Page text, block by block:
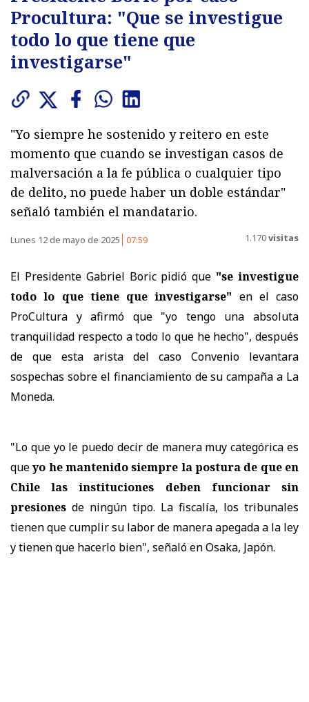
Procultura: "Que se investigue
todo lo que tiene que
investigarse"
"Yo siempre he sostenido y reitero en este
momento que cuando se investigan casos de
malversación a la fe pública o cualquier tipo
de delito, no puede haber un doble estándar"
señaló también el mandatario.
Lunes 12 de mayo de 2025 07:59 1.170visitas
El Presidente Gabriel Boric pidió que "se investigue
todo lo que tiene que investigarse" en el caso
ProCultura y afirmó que "yo tengo una absoluta
tranquilidad respecto a todo lo que he hecho", después
de que esta arista del caso Convenio levantara
sospechas sobre el financiamiento de su campaña a La
Moneda.
"Lo que yo le puedo decir de manera muy categórica es
queyo he mantenido siempre la postura de que en
Chile las instituciones deben funcionar sin
presiones de ningún tipo. La fiscalía, los tribunales
tienen que cumplir su labor de manera apegada a la ley
y tienen que hacerlo bien", señaló en Osaka, Japón.